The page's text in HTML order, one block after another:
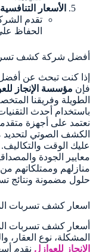
الأسعار التنافسية
تقدم
الحفاظ
أفضل شركة كشف
إذا كنت تبحث عن
فإن مؤسسة الإنجاز
الطويلة وفريقنا
باستخدام أحدث
نعتمد على أجهزة
الكشف الصوتي
عليك الوقت
معايير الجودة
منازلهم وممتلكاتهم
حلول مضمونة ونتائج
اسعار كشف تسربات
أسعار كشف تسربات
المشكلة، نوع العقار،
الإنجاز للعوازل نقدم